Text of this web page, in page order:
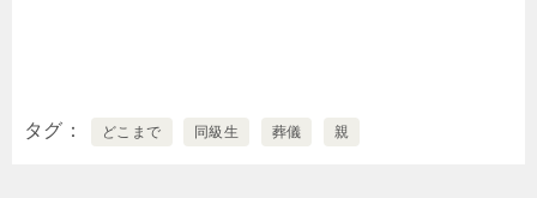
タグ どこまで 同級生 葬儀 親